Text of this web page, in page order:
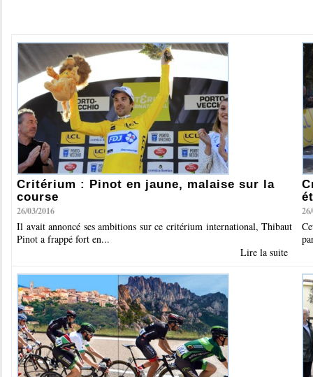
Critérium : Pinot en jaune, malaise sur la
course
26/03/2016
Il avait annoncé ses ambitions sur ce critérium international, Thibaut
Pinot a frappé fort en...
Lire la suite